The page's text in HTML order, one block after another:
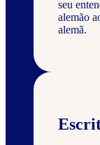
seu
alemão
alemã.